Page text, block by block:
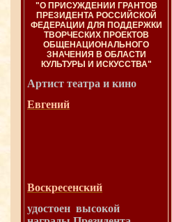
"О ПРИСУЖДЕНИИ ГРАНТОВ
ПРЕЗИДЕНТА РОССИЙСКОЙ
ФЕДЕРАЦИИ ДЛЯ ПОДДЕРЖКИ
ТВОРЧЕСКИХ ПРОЕКТОВ
ОБЩЕНАЦИОНАЛЬНОГО
ЗНАЧЕНИЯ В ОБЛАСТИ
КУЛЬТУРЫ И ИСКУССТВА"
Артист театра и кино
Евгений
Воскресенский
удостоен высокой